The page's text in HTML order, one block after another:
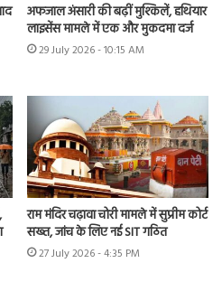
अफजाल अंसारी की बढ़ीं मुश्किलें, हथियार
लाइसेंस मामले में एक और मुकदमा दर्ज
29 July 2026 - 10:15 AM
राम मंदिर चढ़ावा चोरी मामले में सुप्रीम कोर्ट
सख्त, जांच के लिए नई SIT गठित
27 July 2026 - 4:35 PM